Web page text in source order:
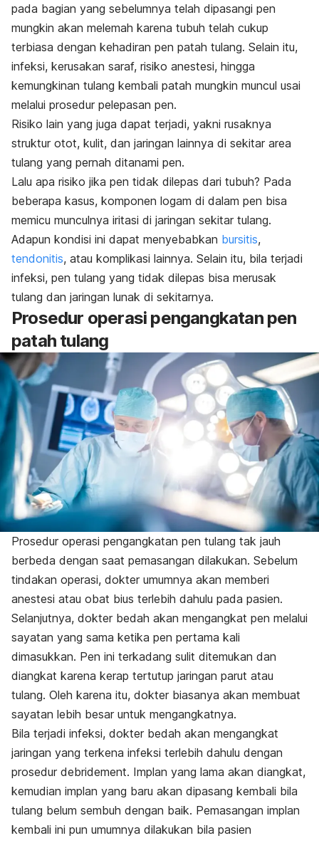
pada bagian yang sebelumnya telah dipasangi pen
mungkin akan melemah karena tubuh telah cukup
terbiasa dengan kehadiran pen patah tulang. Selain itu,
infeksi, kerusakan saraf, risiko anestesi, hingga
kemungkinan tulang kembali patah mungkin muncul usai
melalui prosedur pelepasan pen.
Risiko lain yang juga dapat terjadi, yakni rusaknya
struktur otot, kulit, dan jaringan lainnya di sekitar area
tulang yang pernah ditanami pen.
Lalu apa risiko jika pen tidak dilepas dari tubuh? Pada
beberapa kasus, komponen logam di dalam pen bisa
memicu munculnya iritasi di jaringan sekitar tulang.
Adapun kondisi ini dapat menyebabkan bursitis,
tendonitis, atau komplikasi lainnya. Selain itu, bila terjadi
infeksi, pen tulang yang tidak dilepas bisa merusak
tulang dan jaringan lunak di sekitarnya.
Prosedur operasi pengangkatan pen
patah tulang
Prosedur operasi pengangkatan pen tulang tak jauh
berbeda dengan saat pemasangan dilakukan. Sebelum
tindakan operasi, dokter umumnya akan memberi
anestesi atau obat bius terlebih dahulu pada pasien.
Selanjutnya, dokter bedah akan mengangkat pen melalui
sayatan yang sama ketika pen pertama kali
dimasukkan. Pen ini terkadang sulit ditemukan dan
diangkat karena kerap tertutup jaringan parut atau
tulang. Oleh karena itu, dokter biasanya akan membuat
sayatan lebih besar untuk mengangkatnya.
Bila terjadi infeksi, dokter bedah akan mengangkat
jaringan yang terkena infeksi terlebih dahulu dengan
prosedur debridement. Implan yang lama akan diangkat,
kemudian implan yang baru akan dipasang kembali bila
tulang belum sembuh dengan baik. Pemasangan implan
kembali ini pun umumnya dilakukan bila pasien